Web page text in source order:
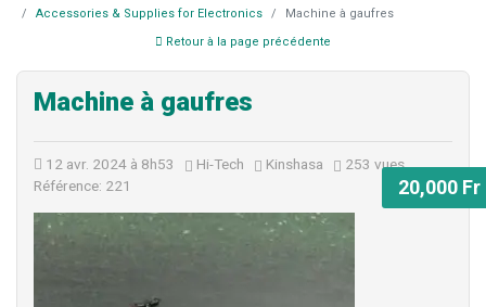
Accessories & Supplies for Electronics
Machine à gaufres
Retour à la page précédente
Machine à gaufres
12 avr. 2024 à 8h53 Hi-Tech Kinshasa
253 vues
Référence: 221
20,000 Fr